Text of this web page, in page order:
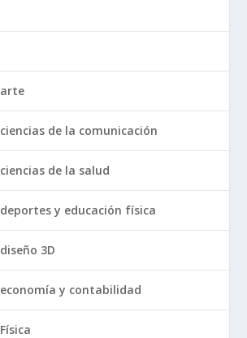
arte
de la comunicación
de la salud
y educación física
3D
economía y contabilidad